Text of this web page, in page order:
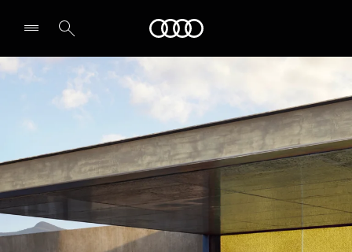
Select dealer